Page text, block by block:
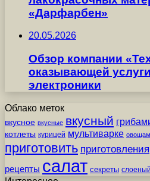
«Дарфарбен»
20.05.2026
Обзор компании
оказывающей
электроники
Облако меток
вкусное вкусные вкусный
котлеты курицей мультиварке
приготовить приготовления
рецепты салат секреты слоеный